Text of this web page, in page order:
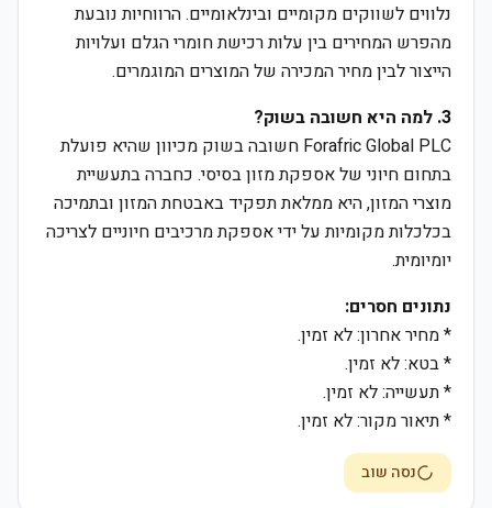
נלווים לשווקים מקומיים ובינלאומיים. הרווחיות נובעת
מהפרש המחירים בין עלות רכישת חומרי הגלם ועלויות
הייצור לבין מחיר המכירה של המוצרים המוגמרים.
3. למה היא חשובה בשוק?
Forafric Global PLC חשובה בשוק מכיוון שהיא פועלת
בתחום חיוני של אספקת מזון בסיסי. כחברה בתעשיית
מוצרי המזון, היא ממלאת תפקיד באבטחת המזון ובתמיכה
בכלכלות מקומיות על ידי אספקת מרכיבים חיוניים לצריכה
יומיומית.
נתונים חסרים:
* מחיר אחרון: לא זמין.
* בטא: לא זמין.
* תעשייה: לא זמין.
* תיאור מקור: לא זמין.
נסה שוב